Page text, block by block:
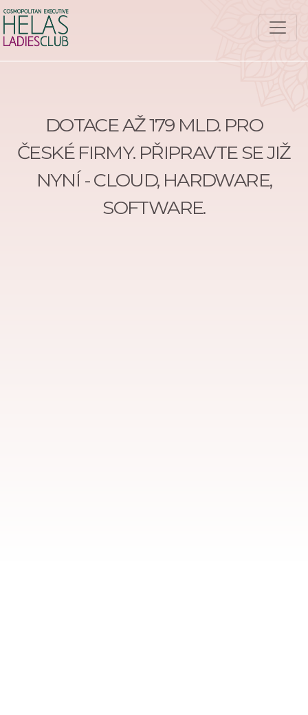
DOTACE AŽ 179 MLD. PRO
ČESKÉ FIRMY. PŘIPRAVTE SE JIŽ
NYNÍ - CLOUD, HARDWARE,
SOFTWARE.